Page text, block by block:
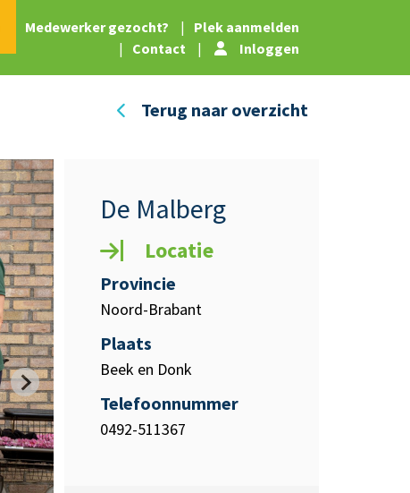
Medewerker gezocht? |
Plek aanmelden
|
Contact | Inloggen
Terug naar overzicht
De Malberg
Locatie
Provincie
Noord-Brabant
Plaats
Beek en Donk
Telefoonnummer
0492-511367